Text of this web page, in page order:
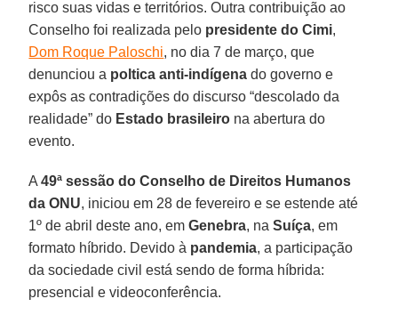
risco suas vidas e territórios. Outra contribuição ao
Conselho foi realizada pelo presidente do Cimi,
Dom Roque Paloschi, no dia 7 de março, que
denunciou a poltica anti-indígena do governo e
expôs as contradições do discurso “descolado da
realidade” do Estado brasileiro na abertura do
evento.
A49ª sessão do Conselho de Direitos Humanos
da ONU, iniciou em 28 de fevereiro e se estende até
1º de abril deste ano, emGenebra, naSuíça, em
formato híbrido. Devido à pandemia, a participação
da sociedade civil está sendo de forma híbrida:
presencial e videoconferência.